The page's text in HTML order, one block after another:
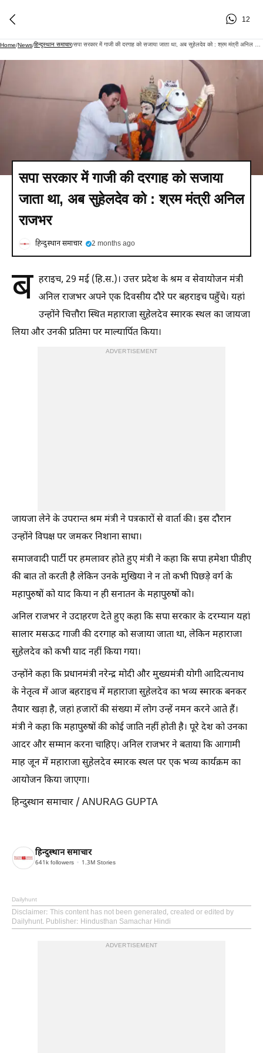
12
Home/News/हिन्दुस्थान समाचार/
सपा सरकार में गाजी की दरगाह को सजाया
जाता था, अब सुहेलदेव को : श्रम मंत्री अनिल
राजभर
हिन्दुस्थान समाचार 2 months ago
ब हराइच, 29 मई (हि.स.)। उत्तर प्रदेश के श्रम व सेवायोजन मंत्री
अनिल राजभर अपने एक दिवसीय दौरे पर बहराइच पहुँचे। यहां
उन्होंने चित्तौरा स्थित महाराजा सुहेलदेव स्मारक स्थल का जायजा
लिया और उनकी प्रतिमा पर माल्यार्पित किया।
ADVERTISEMENT
जायजा लेने के उपरान्त श्रम मंत्री ने पत्रकारों से वार्ता की। इस दौरान
उन्होंने विपक्ष पर जमकर निशाना साधा।
समाजवादी पार्टी पर हमलावर होते हुए मंत्री ने कहा कि सपा हमेशा पीडीए
की बात तो करती है लेकिन उनके मुखिया ने न तो कभी पिछड़े वर्ग के
महापुरुषों को याद किया न ही सनातन के महापुरुषों को।
अनिल राजभर ने उदाहरण देते हुए कहा कि सपा सरकार के दरम्यान यहां
सालार मसऊद गाजी की दरगाह को सजाया जाता था, लेकिन महाराजा
सुहेलदेव को कभी याद नहीं किया गया।
उन्होंने कहा कि प्रधानमंत्री नरेन्द्र मोदी और मुख्यमंत्री योगी आदित्यनाथ
के नेतृत्व में आज बहराइच में महाराजा सुहेलदेव का भव्य स्मारक बनकर
तैयार खड़ा है, जहां हजारों की संख्या में लोग उन्हें नमन करने आते हैं।
मंत्री ने कहा कि महापुरुषों की कोई जाति नहीं होती है। पूरे देश को उनका
आदर और सम्मान करना चाहिए। अनिल राजभर ने बताया कि आगामी
माह जून में महाराजा सुहेलदेव स्मारक स्थल पर एक भव्य कार्यक्रम का
आयोजन किया जाएगा।
हिन्दुस्थान समाचार / ANURAG GUPTA
हिन्दुस्थान समाचार
641k followers 1.3M Stories
Dailyhunt
Disclaimer: This content has not been generated, created or edited by
Dailyhunt. Publisher: Hindusthan Samachar Hindi
ADVERTISEMENT